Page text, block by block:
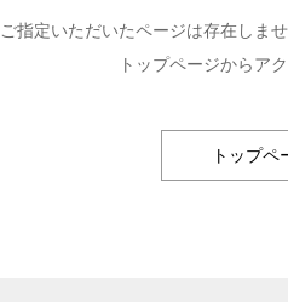
ご指定いただいたページは存在しま
トップページからア
トップペ